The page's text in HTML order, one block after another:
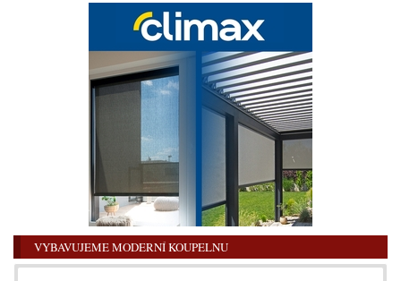
VYBAVUJEME MODERNÍ KOUPELNU